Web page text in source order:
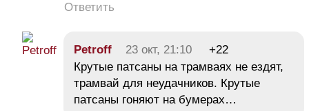
Ответить
Petroff 23 окт, 21:10
+22
Крутые патсаны на трамваях не ездят,
трамвай для неудачников. Крутые
патсаны гоняют на бумерах…